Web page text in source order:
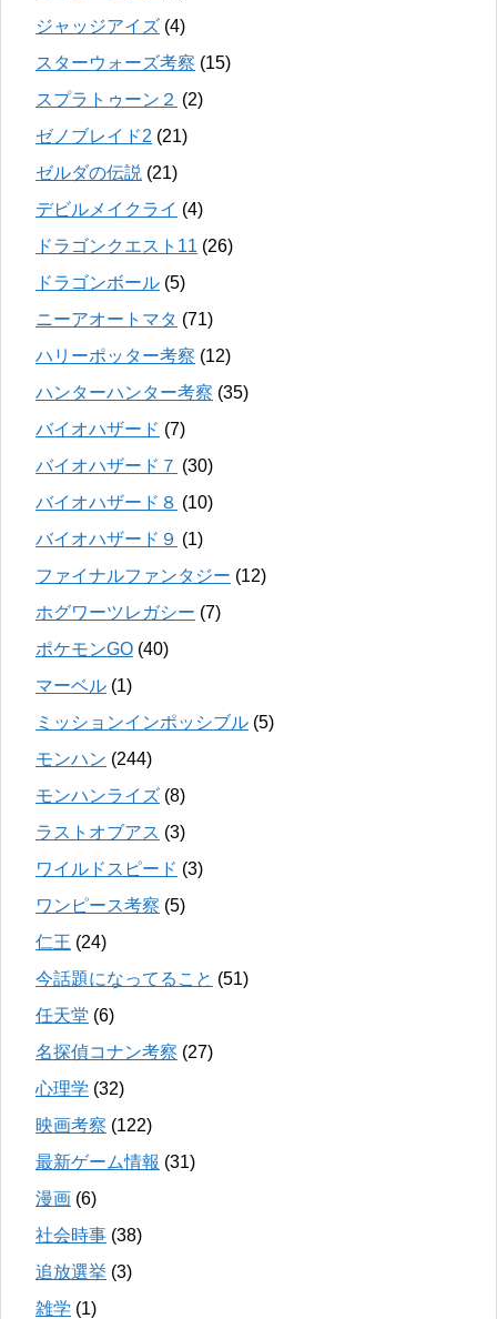
ジャッジアイズ (4)
スターウォーズ考察 (15)
スプラトゥーン２ (2)
ゼノブレイド2 (21)
ゼルダの伝説 (21)
デビルメイクライ (4)
ドラゴンクエスト11 (26)
ドラゴンボール (5)
ニーアオートマタ (71)
ハリーポッター考察 (12)
ハンターハンター考察 (35)
バイオハザード (7)
バイオハザード７ (30)
バイオハザード８ (10)
バイオハザード９ (1)
ファイナルファンタジー (12)
ホグワーツレガシー (7)
ポケモンGO (40)
マーベル (1)
ミッションインポッシブル (5)
モンハン (244)
モンハンライズ (8)
ラストオブアス (3)
ワイルドスピード (3)
ワンピース考察 (5)
仁王 (24)
今話題になってること (51)
任天堂 (6)
名探偵コナン考察 (27)
心理学 (32)
映画考察 (122)
最新ゲーム情報 (31)
漫画 (6)
社会時事 (38)
追放選挙 (3)
雑学 (1)